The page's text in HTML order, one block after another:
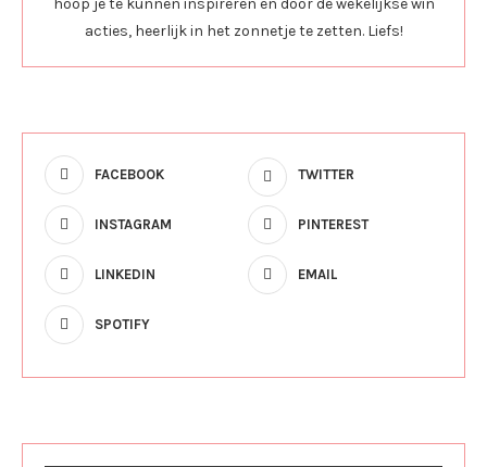
hoop je te kunnen inspireren en door de wekelijkse win
acties, heerlijk in het zonnetje te zetten. Liefs!
FACEBOOK TWITTER
INSTAGRAM PINTEREST
LINKEDIN EMAIL
SPOTIFY